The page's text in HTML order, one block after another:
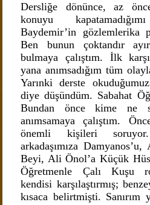
Dersliğe dönünce, az
konuyu
Baydemir’in gözlemlerika
Ben bunun çoktandır
bulmaya çalıştım. İlk
yana anımsadığım tüm
Yarınki derste
diye düşündüm. Sabahat
Bundan önce kime ne
anımsamaya çalıştım.
önemli kişileri
arkadaşımıza
Beyi, Ali Önol’a Küçük
Öğretmenle Çalı Kuşu
kendisi karşılaştırmış;
kısaca belirtmişti. Sanırım